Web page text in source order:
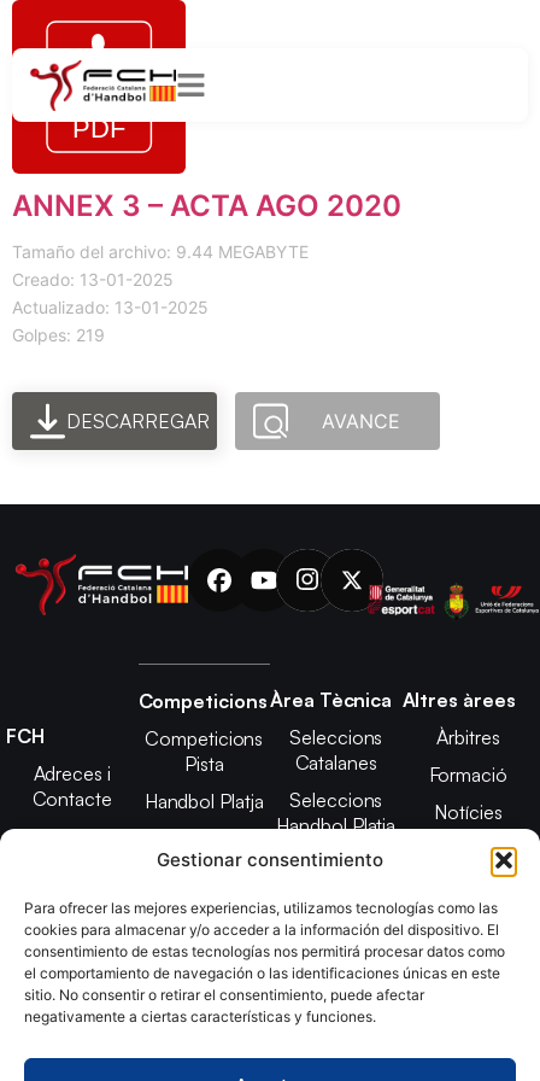
Gestionar consentimiento
Para ofrecer las mejores experiencias, utilizamos tecnologías como las
cookies para almacenar y/o acceder a la información del dispositivo. El
consentimiento de estas tecnologías nos permitirá procesar datos como
el comportamiento de navegación o las identificaciones únicas en este
sitio. No consentir o retirar el consentimiento, puede afectar
negativamente a ciertas características y funciones.
ANNEX 3 – ACTA AGO 2020
Tamaño del archivo: 9.44 MEGABYTE
Creado: 13-01-2025
Actualizado: 13-01-2025
Golpes: 219
DESCARREGAR AVANCE
FCH
Adreces i
Contacte
Junta Directiva
2025
Estatuts
Transparència
Imatge
Competicions
Competicions
Pista
Handbol Platja
Àrea Tècnica
Seleccions
Catalanes
Seleccions
Handbol Platja
Tecnificació
CATH
Promoció
Altres àrees
Àrbitres
Formació
Notícies
Adreces de
contacte